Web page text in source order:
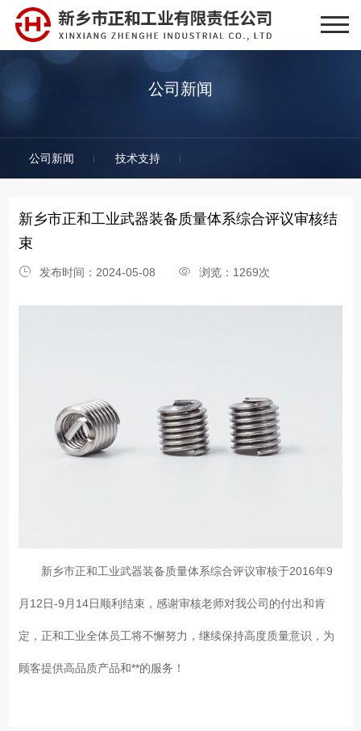
公司新闻
公司新闻 技术支持
新乡市正和工业武器装备质量体系综合评议审核结
束
发布时间：2024-05-08 浏览：1269次
新乡市正和工业武器装备质量体系综合评议审核于2016年9
月12日-9月14日顺利结束，感谢审核老师对我公司的付出和肯
定，正和工业全体员工将不懈努力，继续保持高度质量意识，为
顾客提供高品质产品和**的服务！